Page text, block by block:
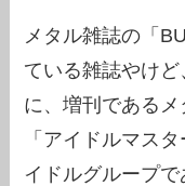
メタル雑誌の「
ている雑誌やけ
に、増刊である
「アイドルマス
イドルグループ